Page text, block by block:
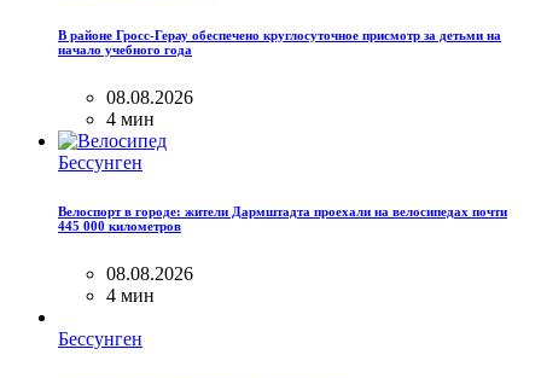
В районе Гросс-Герау обеспечено круглосуточное присмотр за детьми на
начало учебного года
08.08.2026
4 мин
Бессунген
Велоспорт в городе: жители Дармштадта проехали на велосипедах почти
445 000 километров
08.08.2026
4 мин
Бессунген